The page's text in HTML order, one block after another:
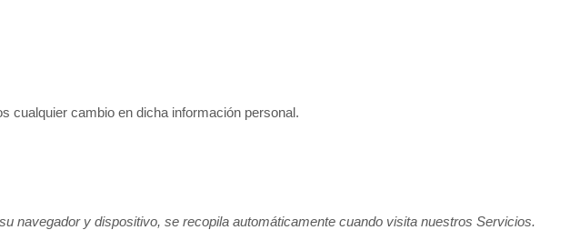
cualquier cambio en dicha información personal.
navegador y dispositivo, se recopila automáticamente cuando visita nuestros Servicios.